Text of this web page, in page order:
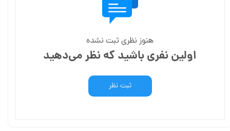
هنوز نظری ثبت نشده
اولین نفری باشید که نظر می‌دهید
ثبت نظر